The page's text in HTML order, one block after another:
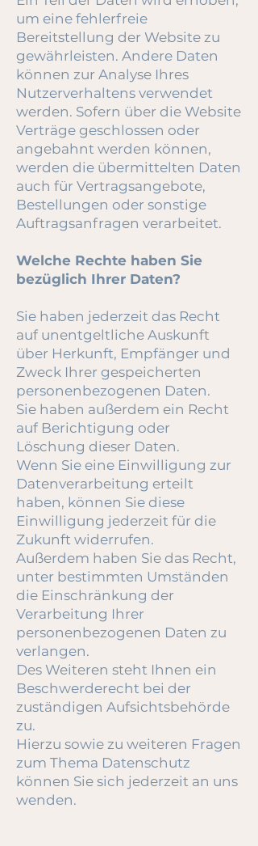
um eine fehlerfreie
Bereitstellung der Website zu
gewährleisten. Andere Daten
können zur Analyse Ihres
Nutzerverhaltens verwendet
werden. Sofern über die Website
Verträge geschlossen oder
angebahnt werden können,
werden die übermittelten Daten
auch für Vertragsangebote,
Bestellungen oder sonstige
Auftragsanfragen verarbeitet.
Welche Rechte haben Sie
bezüglich Ihrer Daten?
Sie haben jederzeit das Recht
auf unentgeltliche Auskunft
über Herkunft, Empfänger und
Zweck Ihrer gespeicherten
personenbezogenen Daten.
Sie haben außerdem ein Recht
auf Berichtigung oder
Löschung dieser Daten.
Wenn Sie eine Einwilligung zur
Datenverarbeitung erteilt
haben, können Sie diese
Einwilligung jederzeit für die
Zukunft widerrufen.
Außerdem haben Sie das Recht,
unter bestimmten Umständen
die Einschränkung der
Verarbeitung Ihrer
personenbezogenen Daten zu
verlangen.
Des Weiteren steht Ihnen ein
Beschwerderecht bei der
zuständigen Aufsichtsbehörde
zu.
Hierzu sowie zu weiteren Fragen
zum Thema Datenschutz
können Sie sich jederzeit an uns
wenden.